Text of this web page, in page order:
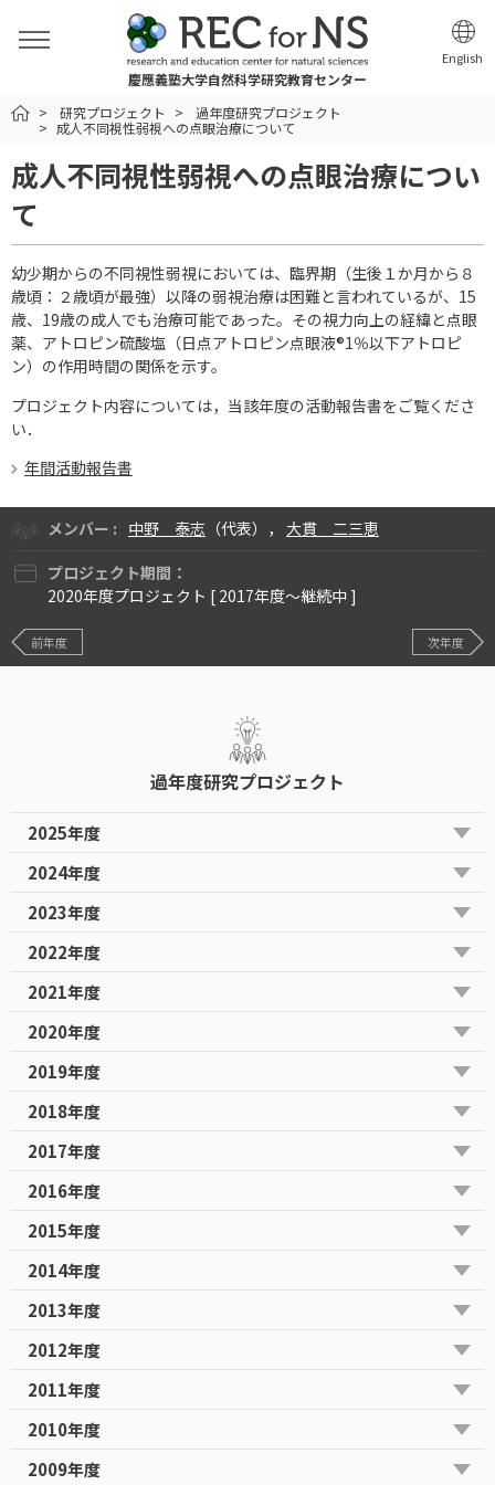
慶應義塾大学自然科学研究教育センター
English
HOME研究プロジェクト
過年度研究プロジェクト
成人不同視性弱視への点眼治療について
成人不同視性弱視への点眼治療につい
て
幼少期からの不同視性弱視においては、臨界期（生後１か月から８
歳頃：２歳頃が最強）以降の弱視治療は困難と言われているが、15
歳、19歳の成人でも治療可能であった。その視力向上の経緯と点眼
薬、アトロピン硫酸塩（日点アトロピン点眼液®1％以下アトロピ
ン）の作用時間の関係を示す。
プロジェクト内容については，当該年度の活動報告書をご覧くださ
い．
年間活動報告書
メンバー : 中野 泰志 （代表）， 大貫 二三恵
プロジェクト期間：
2020年度プロジェクト [ 2017年度〜継続中 ]
前年度 次年度
過年度研究プロジェクト
2025年度
2024年度
2023年度
2022年度
2021年度
2020年度
2019年度
2018年度
2017年度
2016年度
2015年度
2014年度
2013年度
2012年度
2011年度
2010年度
2009年度